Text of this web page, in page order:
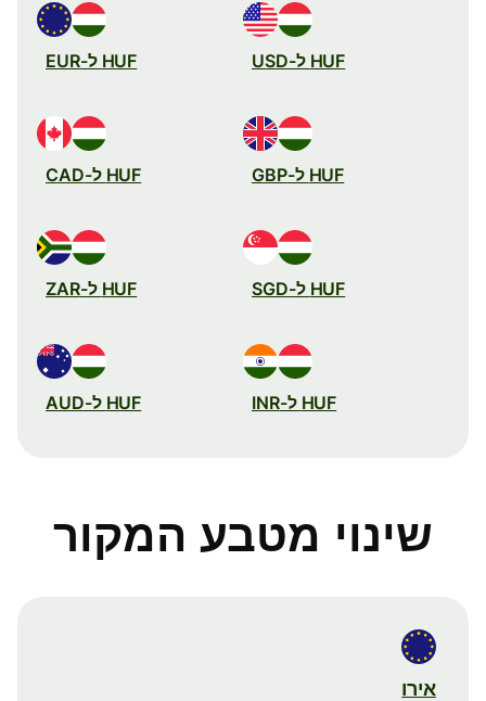
HUF ל-USD HUF ל-EUR
HUF ל-GBP HUF ל-CAD
HUF ל-SGD HUF ל-ZAR
HUF ל-INR HUF ל-AUD
שינוי מטבע המקור
אירו